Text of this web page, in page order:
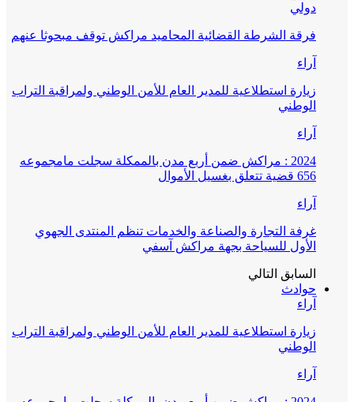
دولي
فرقة الشرطة القضائية المحاميد مراكش توقف مبحوثا عنهم
آراء
زيارة استطلاعية للمدير العام للأمن الوطني ولمراقبة التراب
الوطني
آراء
2024 : مراكش ضمن أربع مدن بالممكلة سجلت مامجموعه
656 قضية تتعلق بغسيل الأموال
آراء
غرفة التجارة والصناعة والخدمات تنظم المنتدى الجهوي
الأول للسياحة بجهة مراكش آسفي
السابق التالي
حوادث
آراء
زيارة استطلاعية للمدير العام للأمن الوطني ولمراقبة التراب
الوطني
آراء